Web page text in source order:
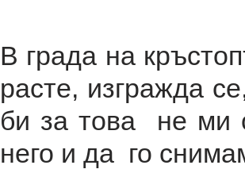
В града на
расте, изгражда
би за това не ми
него и да го